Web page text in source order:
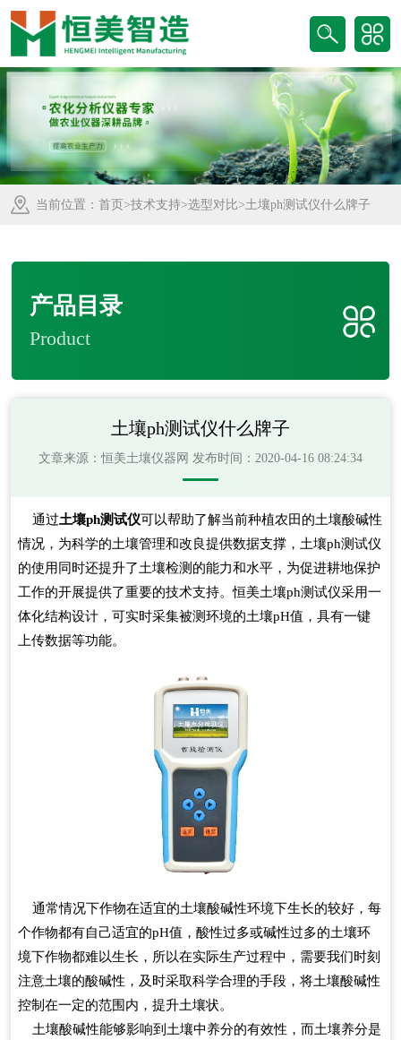
当前位置： 首页 >技术支持>选型对比>土壤ph测试仪什么牌子
产品目录
Product
土壤ph测试仪什么牌子
文章来源：恒美土壤仪器网 发布时间：2020-04-16 08:24:34
通过土壤ph测试仪可以帮助了解当前种植农田的土壤酸碱性
情况，为科学的土壤管理和改良提供数据支撑，土壤ph测试仪
的使用同时还提升了土壤检测的能力和水平，为促进耕地保护
工作的开展提供了重要的技术支持。恒美土壤ph测试仪采用一
体化结构设计，可实时采集被测环境的土壤pH值，具有一键
上传数据等功能。
通常情况下作物在适宜的土壤酸碱性环境下生长的较好，每
个作物都有自己适宜的pH值，酸性过多或碱性过多的土壤环
境下作物都难以生长，所以在实际生产过程中，需要我们时刻
注意土壤的酸碱性，及时采取科学合理的手段，将土壤酸碱性
控制在一定的范围内，提升土壤状。
土壤酸碱性能够影响到土壤中养分的有效性，而土壤养分是